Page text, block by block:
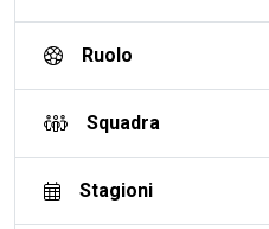
Ruolo
Squadra
Stagioni